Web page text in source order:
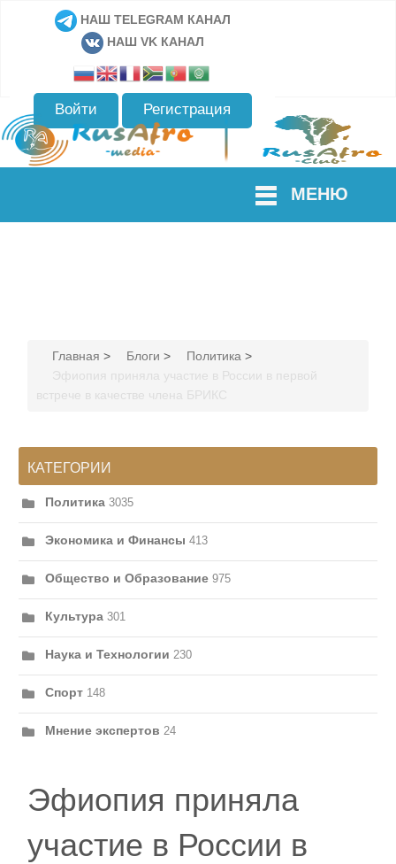
НАШ TELEGRAM КАНАЛ
НАШ VK КАНАЛ
Войти Регистрация
МЕНЮ
Главная > Блоги > Политика >
Эфиопия приняла участие в России в первой
встрече в качестве члена БРИКС
КАТЕГОРИИ
Политика 3035
Экономика и Финансы 413
Общество и Образование 975
Культура 301
Наука и Технологии 230
Спорт 148
Мнение экспертов 24
Эфиопия приняла
участие в России в